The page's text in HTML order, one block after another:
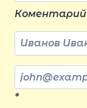
Коментарий
*